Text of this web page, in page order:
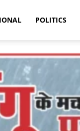
POLITICS